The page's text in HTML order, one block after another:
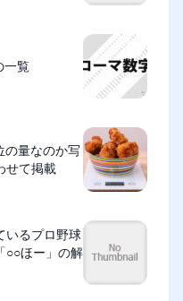
一覧
の量なのか写
せて掲載
いるプロ野球
○○ほー」の解